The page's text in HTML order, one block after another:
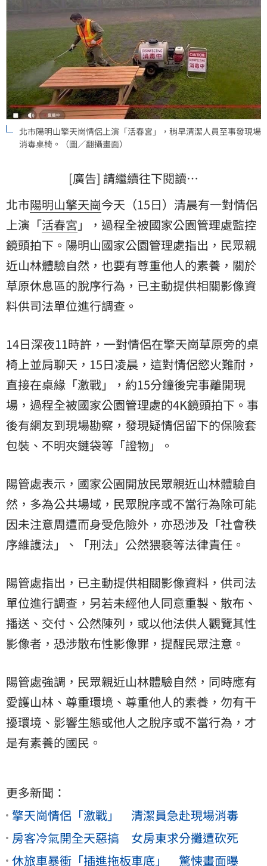
北市陽明山擎天崗情侶上演「活春宮」，稍早清潔人員至事發現場
消毒桌椅。（圖／翻攝畫面）
[廣告] 請繼續往下閱讀…
北市陽明山擎天崗今天（15日）清晨有一對情侶
上演「活春宮 」，過程全被國家公園管理處監控
鏡頭拍下。陽明山國家公園管理處指出，民眾親
近山林體驗自然，也要有尊重他人的素養，關於
草原休息區的脫序行為，已主動提供相關影像資
料供司法單位進行調查。
14日深夜11時許，一對情侶在擎天崗草原旁的桌
椅上並肩聊天，15日凌晨，這對情侶慾火難耐，
直接在桌緣「激戰」，約15分鐘後完事離開現
場，過程全被國家公園管理處的4K鏡頭拍下。事
後有網友到現場勘察，發現疑情侶留下的保險套
包裝、不明夾鏈袋等「證物」。
陽管處表示，國家公園開放民眾親近山林體驗自
然，多為公共場域，民眾脫序或不當行為除可能
因未注意周遭而身受危險外，亦恐涉及「社會秩
序維護法」、「刑法」公然猥褻等法律責任。
陽管處指出，已主動提供相關影像資料，供司法
單位進行調查，另若未經他人同意重製、散布、
播送、交付、公然陳列，或以他法供人觀覽其性
影像者，恐涉散布性影像罪，提醒民眾注意。
陽管處強調，民眾親近山林體驗自然，同時應有
愛護山林、尊重環境、尊重他人的素養，勿有干
擾環境、影響生態或他人之脫序或不當行為，才
是有素養的國民。
更多新聞：
擎天崗情侶「激戰」 清潔員急赴現場消毒
房客冷氣開全天惡搞 女房東求分攤遭砍死
休旅車暴衝「插進拖板車底」 驚悚畫面曝